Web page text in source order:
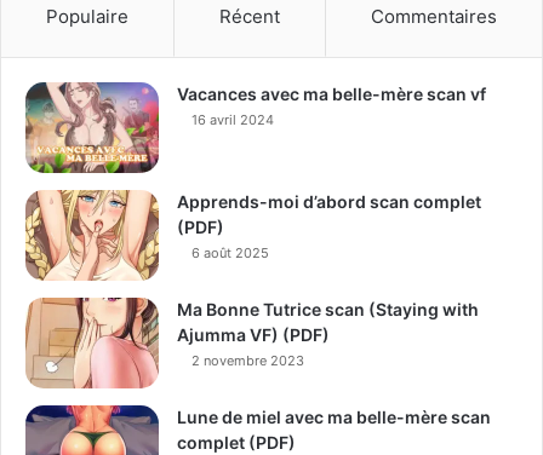
Populaire Récent Commentaires
Vacances avec ma belle-mère scan vf
16 avril 2024
Apprends-moi d’abord scan complet
(PDF)
6 août 2025
Ma Bonne Tutrice scan (Staying with
Ajumma VF) (PDF)
2 novembre 2023
Lune de miel avec ma belle-mère scan
complet (PDF)